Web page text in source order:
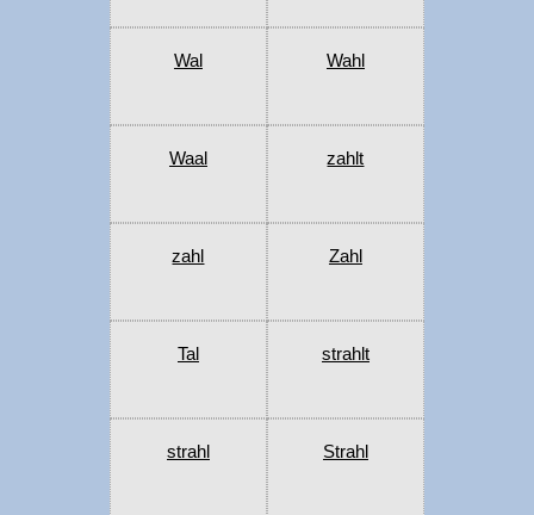
Wal Wahl
Waal zahlt
zahl Zahl
Tal strahlt
strahl Strahl